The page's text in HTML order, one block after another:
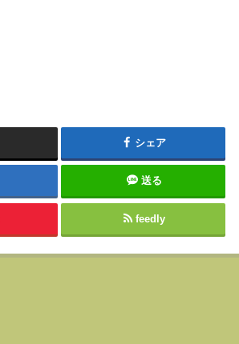
シェア
送る
feedly